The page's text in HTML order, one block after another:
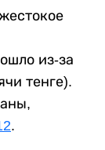
из-за
тенге).
.